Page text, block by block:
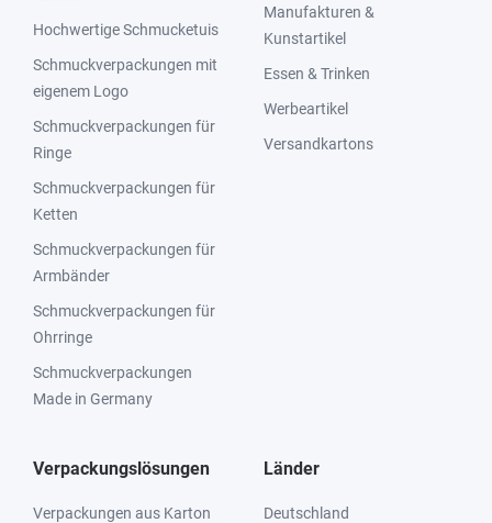
Hochwertige Schmucketuis
Schmuckverpackungen mit
eigenem Logo
Schmuckverpackungen für
Ringe
Schmuckverpackungen für
Ketten
Schmuckverpackungen für
Armbänder
Schmuckverpackungen für
Ohrringe
Schmuckverpackungen
Made in Germany
Manufakturen &
Kunstartikel
Essen & Trinken
Werbeartikel
Versandkartons
Verpackungslösungen
Verpackungen aus Karton
Länder
Deutschland